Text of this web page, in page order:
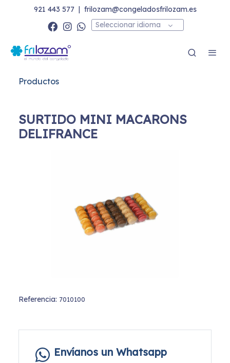
921 443 577 | frilozam@congeladosfrilozam.es
Seleccionar idioma
Productos
SURTIDO MINI MACARONS
DELIFRANCE
Referencia: 7010100
Envíanos un Whatsapp